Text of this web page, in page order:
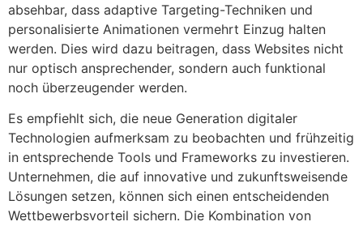
absehbar, dass adaptive Targeting-Techniken und
personalisierte Animationen vermehrt Einzug halten
werden. Dies wird dazu beitragen, dass Websites nicht
nur optisch ansprechender, sondern auch funktional
noch überzeugender werden.
Es empfiehlt sich, die neue Generation digitaler
Technologien aufmerksam zu beobachten und frühzeitig
in entsprechende Tools und Frameworks zu investieren.
Unternehmen, die auf innovative und zukunftsweisende
Lösungen setzen, können sich einen entscheidenden
Wettbewerbsvorteil sichern. Die Kombination von